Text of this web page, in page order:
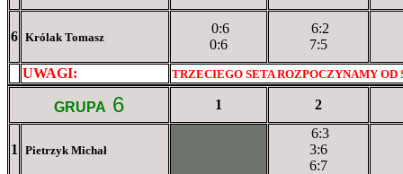
6 Królak Tomasz
0:6
0:6
6:2
7:5
UWAGI:
TRZECIEGO SETA ROZPOCZYNAMY OD
GRUPA 6 1 2
1 Pietrzyk Michał
6:3
3:6
6:7